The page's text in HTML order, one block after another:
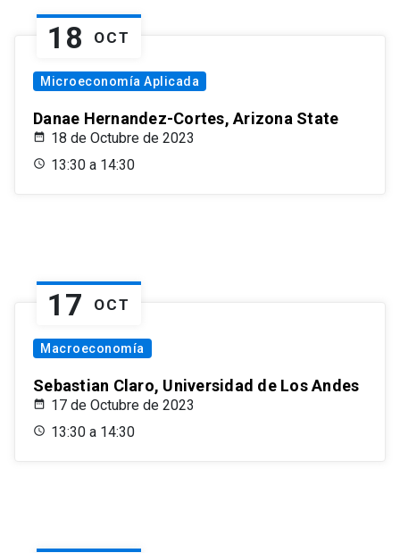
18 OCT
Microeconomía Aplicada
Danae Hernandez-Cortes, Arizona State
18 de Octubre de 2023
13:30 a 14:30
17 OCT
Macroeconomía
Sebastian Claro, Universidad de Los Andes
17 de Octubre de 2023
13:30 a 14:30